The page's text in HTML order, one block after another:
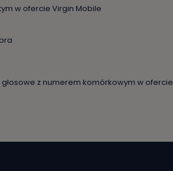
w ofercie Virgin Mobile
głosowe z numerem komórkowym w ofercie